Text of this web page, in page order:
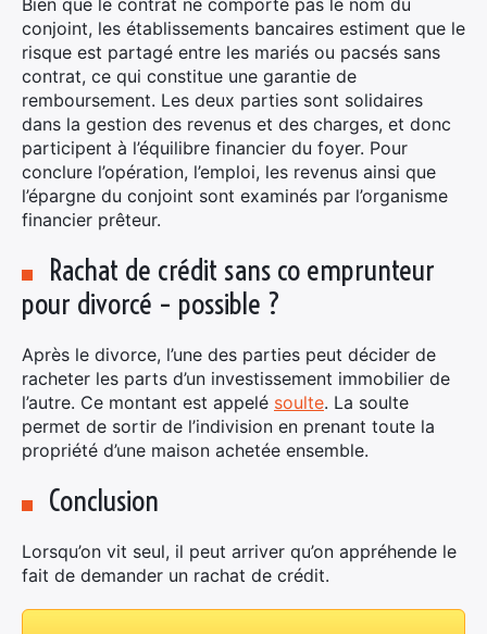
Bien que le contrat ne comporte pas le nom du
conjoint, les établissements bancaires estiment que le
risque est partagé entre les mariés ou pacsés sans
contrat, ce qui constitue une garantie de
remboursement. Les deux parties sont solidaires
dans la gestion des revenus et des charges, et donc
participent à l’équilibre financier du foyer. Pour
conclure l’opération, l’emploi, les revenus ainsi que
l’épargne du conjoint sont examinés par l’organisme
financier prêteur.
Rachat de crédit sans co emprunteur
pour divorcé – possible ?
Après le divorce, l’une des parties peut décider de
racheter les parts d’un investissement immobilier de
l’autre. Ce montant est appelé soulte. La soulte
permet de sortir de l’indivision en prenant toute la
propriété d’une maison achetée ensemble.
Conclusion
Lorsqu’on vit seul, il peut arriver qu’on appréhende le
fait de demander un rachat de crédit.